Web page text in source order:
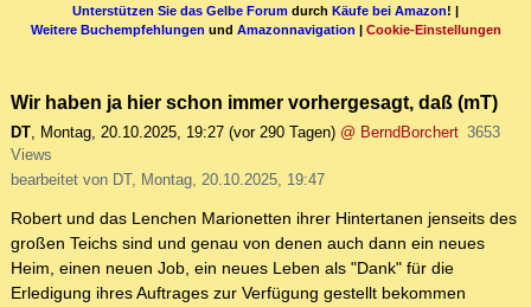
Unterstützen Sie das Gelbe Forum durch Käufe bei Amazon! |
Weitere Buchempfehlungen und Amazonnavigation | Cookie-Einstellungen
Wir haben ja hier schon immer vorhergesagt, daß (mT)
DT, Montag, 20.10.2025, 19:27 (vor 290 Tagen) @ BerndBorchert 3653
Views
bearbeitet von DT, Montag, 20.10.2025, 19:47
Robert und das Lenchen Marionetten ihrer Hintertanen jenseits des
großen Teichs sind und genau von denen auch dann ein neues
Heim, einen neuen Job, ein neues Leben als "Dank" für die
Erledigung ihres Auftrages zur Verfügung gestellt bekommen